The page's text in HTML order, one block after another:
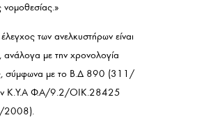
νομοθεσίας.»
των ανελκυστήρων είναι
ανάλογα με την χρονολογία
σύμφωνα με το Β.Δ 890 (311/
Κ.Υ.Α Φ.Α/9.2/ΟΙΚ.28425